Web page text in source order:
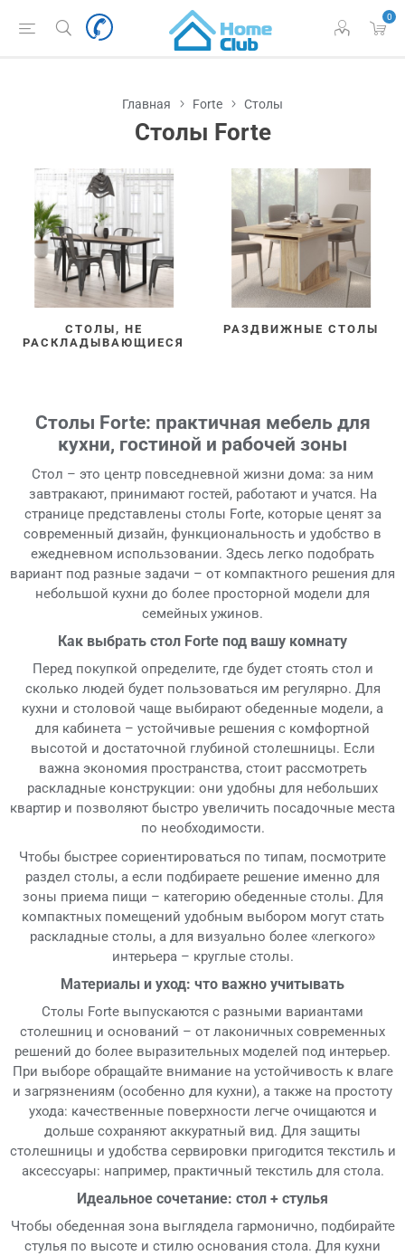
0
Главная Forte Столы
Столы Forte
СТОЛЫ, НЕ
РАСКЛАДЫВАЮЩИЕСЯ
РАЗДВИЖНЫЕ СТОЛЫ
Столы Forte: практичная мебель для
кухни, гостиной и рабочей зоны
Стол – это центр повседневной жизни дома: за ним
завтракают, принимают гостей, работают и учатся. На
странице представлены столы Forte, которые ценят за
современный дизайн, функциональность и удобство в
ежедневном использовании. Здесь легко подобрать
вариант под разные задачи – от компактного решения для
небольшой кухни до более просторной модели для
семейных ужинов.
Как выбрать стол Forte под вашу комнату
Перед покупкой определите, где будет стоять стол и
сколько людей будет пользоваться им регулярно. Для
кухни и столовой чаще выбирают обеденные модели, а
для кабинета – устойчивые решения с комфортной
высотой и достаточной глубиной столешницы. Если
важна экономия пространства, стоит рассмотреть
раскладные конструкции: они удобны для небольших
квартир и позволяют быстро увеличить посадочные места
по необходимости.
Чтобы быстрее сориентироваться по типам, посмотрите
раздел столы, а если подбираете решение именно для
зоны приема пищи – категорию обеденные столы. Для
компактных помещений удобным выбором могут стать
раскладные столы, а для визуально более «легкого»
интерьера – круглые столы.
Материалы и уход: что важно учитывать
Столы Forte выпускаются с разными вариантами
столешниц и оснований – от лаконичных современных
решений до более выразительных моделей под интерьер.
При выборе обращайте внимание на устойчивость к влаге
и загрязнениям (особенно для кухни), а также на простоту
ухода: качественные поверхности легче очищаются и
дольше сохраняют аккуратный вид. Для защиты
столешницы и удобства сервировки пригодится текстиль и
аксессуары: например, практичный текстиль для стола.
Идеальное сочетание: стол + стулья
Чтобы обеденная зона выглядела гармонично, подбирайте
стулья по высоте и стилю основания стола. Для кухни